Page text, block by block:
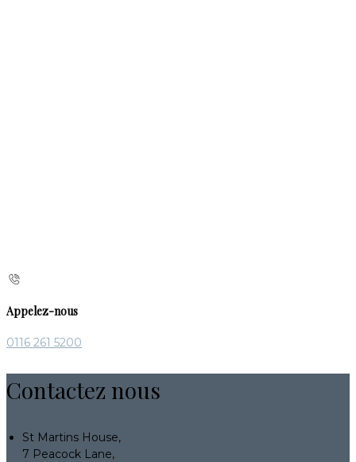
Appelez-nous
0116 261 5200
Contactez nous
St Martins House,
7 Peacock Lane,